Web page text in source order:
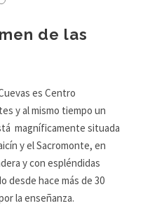
de las
es Centro
y al mismo tiempo un
magníficamente situada
y el Sacromonte, en
y con espléndidas
desde hace más de 30
la enseñanza.